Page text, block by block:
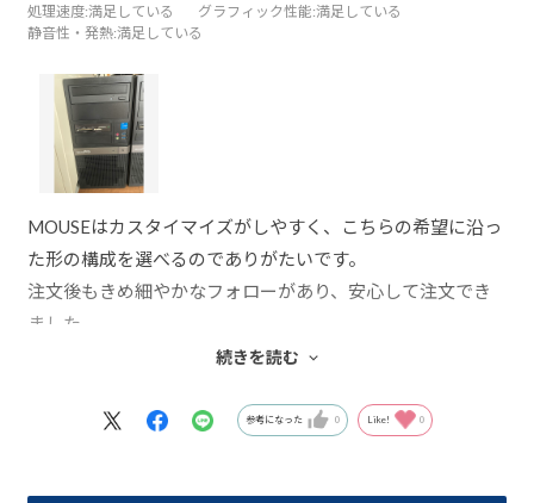
処理速度:満足している グラフィック性能:満足している
静音性・発熱:満足している
MOUSEはカスタイマイズがしやすく、こちらの希望に沿っ
た形の構成を選べるのでありがたいです。
注文後もきめ細やかなフォローがあり、安心して注文でき
ました。
本体は使いやすく、問題なく稼働しております。
続きを読む
参考になった 0 Like! 0